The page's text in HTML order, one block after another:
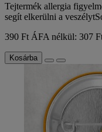
Tejtermék allergia
segít elkerülni a
390 Ft ÁFA nélkül: 307
Kosárba